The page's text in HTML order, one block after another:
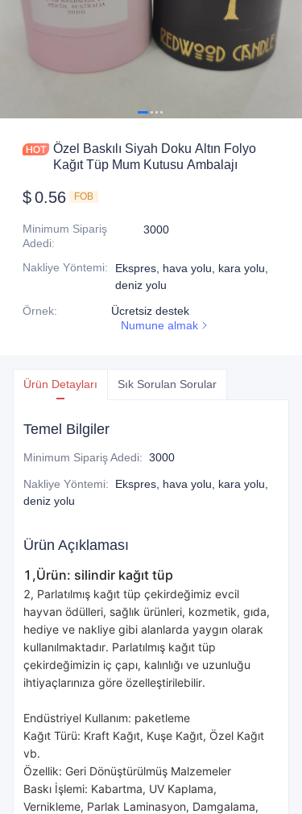
Özel Baskılı Siyah Doku Altın Folyo
Kağıt Tüp Mum Kutusu Ambalajı
$0.56 FOB
Minimum Sipariş
Adedi:
3000
Nakliye Yöntemi:
Ekspres, hava yolu, kara yolu,
deniz yolu
Örnek:
Ücretsiz destek
Numune almak
Ürün Detayları Sık Sorulan Sorular
Temel Bilgiler
Minimum Sipariş Adedi: 3000
Nakliye Yöntemi:
Ekspres, hava yolu, kara yolu,
deniz yolu
Ürün Açıklaması
1,Ürün: silindir kağıt tüp
2, Parlatılmış kağıt tüp çekirdeğimiz evcil
hayvan ödülleri, sağlık ürünleri, kozmetik, gıda,
hediye ve nakliye gibi alanlarda yaygın olarak
kullanılmaktadır. Parlatılmış kağıt tüp
çekirdeğimizin iç çapı, kalınlığı ve uzunluğu
ihtiyaçlarınıza göre özelleştirilebilir.
Endüstriyel Kullanım: paketleme
Kağıt Türü: Kraft Kağıt, Kuşe Kağıt, Özel Kağıt
vb.
Özellik: Geri Dönüştürülmüş Malzemeler
Baskı İşlemi: Kabartma, UV Kaplama,
Vernikleme, Parlak Laminasyon, Damgalama,